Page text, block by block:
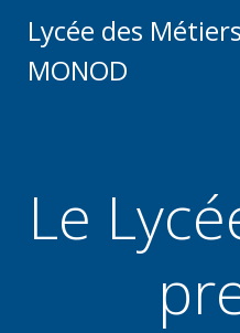
Lycée des
MONOD
Le